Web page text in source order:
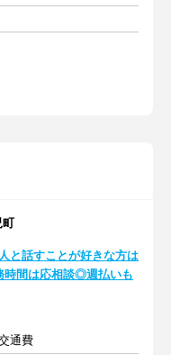
町
と話すことが好きな方は
間は応相談◎週払いも
通費